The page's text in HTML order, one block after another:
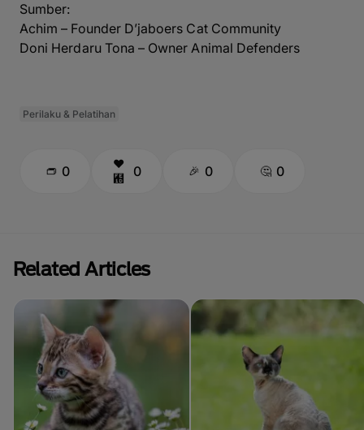
Sumber:
Achim – Founder D’jaboers Cat Community
Doni Herdaru Tona – Owner Animal Defenders
Perilaku & Pelatihan
0 0 0 0
Related Articles